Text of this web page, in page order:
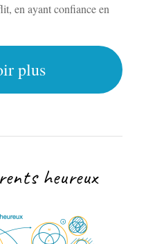
en ayant confiance en
plus
heureux